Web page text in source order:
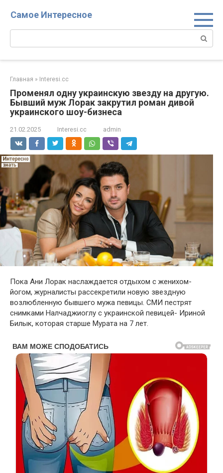
Самое Интересное
Поиск:
Главная » Interesi.cc
Променял одну украинскую звезду на другую.
Бывший муж Лорак закрутил роман дивой
украинского шоу-бизнеса
21.02.2025 Interesi.cc admin
Пока Ани Лорак наслаждается отдыхом с женихом-
йогом, журналисты рассекретили новую звездную
возлюбленную бывшего мужа певицы. СМИ пестрят
снимками Налчаджиоглу с украинской певицей- Ириной
Билык, которая старше Мурата на 7 лет.